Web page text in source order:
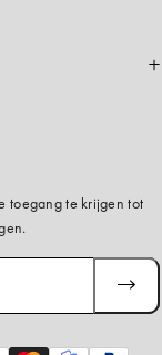
toegang te krijgen tot